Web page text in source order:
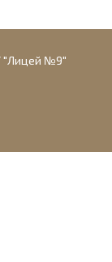
"Лицей №9"